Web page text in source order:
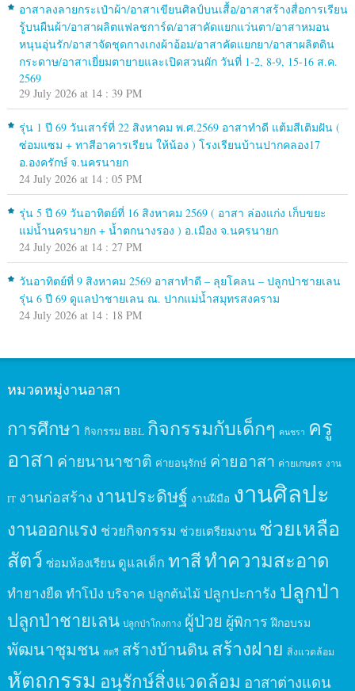
อาสาลงลายกระเป๋าผ้า/อาสาเขียนศิลป์บนเสื้อ/อาสาสร้างสื่อการเรียน
รู้บนผืนผ้า/อาสาผลิตแฟลชการ์ด/อาสาคัดแยกแว่นตา/อาสาหมอน
หนุนอุ่นรัก/อาสาจัดชุดกางเกงผ้าอ้อม/อาสาคัดแยกยา/อาสาผลิตดิน
กระดาษ/อาสาเยี่ยมตายายและเปิดสวนผัก วันที่ 1-2, 8-9, 15-16 ส.ค.
2569
29 July 2026 at 14 : 39 PM
รุ่น 1 ปี 69 วันเสาร์ที่ 22 สิงหาคม พ.ศ.2569 อาสาทำดี แต้มสีเติมฝัน (
ซ่อมแซม + ทาสีอาคารเรียน ให้น้อง ) โรงเรียนบ้านปากคลอง17
อ.องครักษ์ จ.นครนายก
24 July 2026 at 14 : 05 PM
รุ่น 5 ปี 69 วันอาทิตย์ที่ 16 สิงหาคม 2569 ( อาสา ล่องแก่ง เก็บขยะ
แม่น้ำนครนายก + น้ำตกนางรอง ) อ.เมือง จ.นครนายก
24 July 2026 at 14 : 27 PM
วันอาทิตย์ที่ 9 สิงหาคม 2569 อาสาทำดี – ลุยโคลน – ปลูกป่าชายเลน
รุ่น 6 ปี 69 ดูแลป่าชายเลน ณ. ปากแม่น้ำสมุทรสงคราม
24 July 2026 at 14 : 18 PM
หมวดหมู่งานอาสา
การศึกษา กิจกรรม BBL กิจกรรมกับเด็กๆ คนชรา ครู
อาสา ค่ายนานาชาติ ค่ายอนุรักษ์ ค่ายอาสา ค่ายเกษตร งาน
IT งานก่อสร้าง งานประดิษฐ์ งานฝีมือ งานศิลปะ
งานออกแรง ช่วยกิจกรรม ช่วยเตรียมงาน ช่วยเหลือ
สัตว์ ซ่อมห้องเรียน ดูแลเด็ก ทาสีทำความสะอาด
ทำยางยืด ทำโป่ง บริจาค ปลูกต้นไม้ ปลูกปะการัง ปลูกป่า
ปลูกป่าชายเลน ปลูกป่าโกงกาง ผู้ป่วย ผู้พิการ ฝึกอบรม
พัฒนาชุมชน สตรี สร้างบ้านดินสร้างฝาย สิ่งแวดล้อม
หัตถกรรม อนุรักษ์สิ่งแวดล้อม อาสาต่างแดน